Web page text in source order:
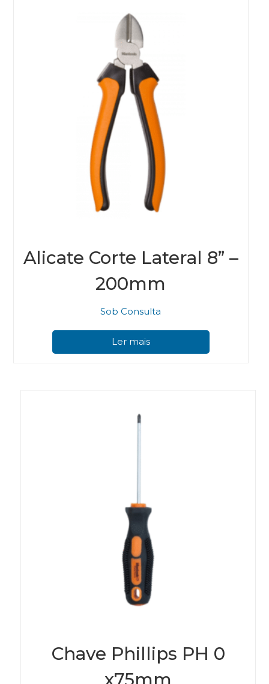
Alicate Corte Lateral 8” –
200mm
Sob Consulta
Ler mais
Chave Phillips PH 0
x75mm